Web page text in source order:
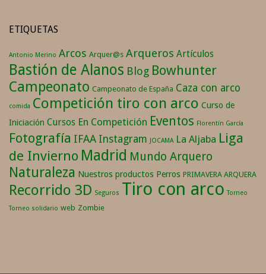
ETIQUETAS
Antonio Merino Arcos Arquer@s Arqueros Artículos
Bastión de Alanos Blog Bowhunter
Campeonato Campeonato de España Caza con arco
comida Competición tiro con arco Curso de
Iniciación Cursos En Competición Eventos Florentín García
Fotografía IFAA Instagram JOCAMA La Aljaba Liga
de Invierno Madrid Mundo Arquero
Naturaleza Nuestros productos Perros PRIMAVERA ARQUERA
Recorrido 3D Seguros Tiro con arco Torneo
Torneo solidario web Zombie